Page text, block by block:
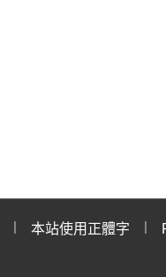
本站使用正體字